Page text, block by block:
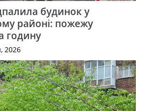
будинок у
районі: пожежу
годину
2026